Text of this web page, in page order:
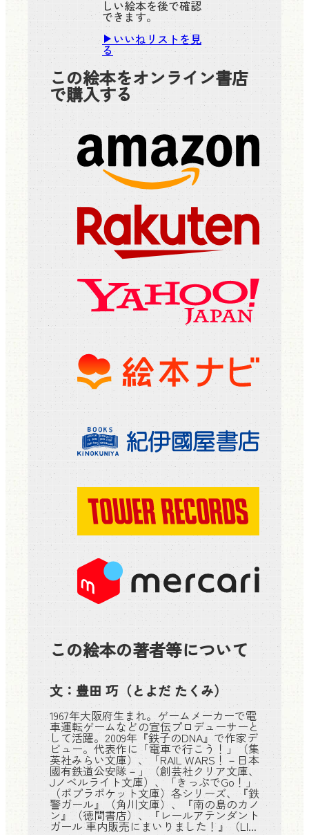
しい絵本を後で確認
できます。
いいねリストを見
る
この絵本をオンライン書店
で購入する
この絵本の著者等について
文： 豊田 巧 （とよだ たくみ）
1967年大阪府生まれ。ゲームメーカーで電
車運転ゲームなどの宣伝プロデューサーと
して活躍。2009年『鉄子のDNA』で作家デ
ビュー。代表作に「電車で行こう！」（集
英社みらい文庫）、「RAIL WARS！－日本
國有鉄道公安隊－」（創芸社クリア文庫、
Jノベルライト文庫）、「きっぷでGo！」
（ポプラポケット文庫）各シリーズ、『鉄
警ガール』（角川文庫）、『南の島のカノ
ン』（徳間書店）、『レールアテンダント
ガール 車内販売にまいりました！』（LI...